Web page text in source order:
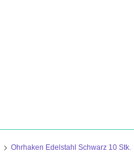
Ohrhaken Edelstahl Schwarz 10 Stk.